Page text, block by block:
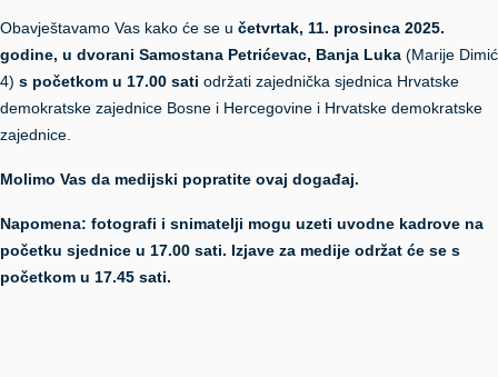
Obavještavamo Vas kako će se u četvrtak, 11. prosinca 2025.
godine, u dvorani Samostana Petrićevac, Banja Luka (Marije Dimić
4) s početkom u 17.00 sati održati zajednička sjednica Hrvatske
demokratske zajednice Bosne i Hercegovine i Hrvatske demokratske
zajednice.
Molimo Vas da medijski popratite ovaj događaj.
Napomena: fotografi i snimatelji mogu uzeti uvodne kadrove na
početku sjednice u 17.00 sati. Izjave za medije održat će se s
početkom u 17.45 sati.